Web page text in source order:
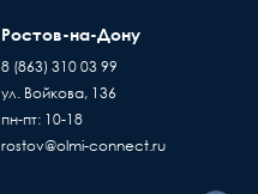
Ростов-на-Дону
8 (863) 310 03 99
ул. Войкова, 136
пн-пт: 10-18
rostov@olmi-connect.ru